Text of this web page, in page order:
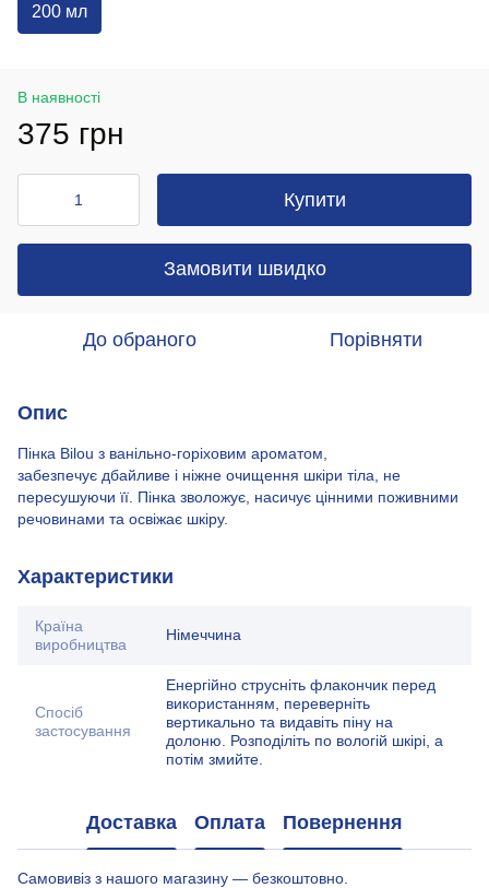
200 мл
В наявності
375 грн
Купити
Замовити швидко
До обраного Порівняти
Опис
Пінка Bilou з ванільно-горіховим ароматом,
забезпечує дбайливе і ніжне очищення шкіри тіла, не
пересушуючи її. Пінка зволожує, насичує цінними поживними
речовинами та освіжає шкіру.
Характеристики
Країна
виробництва
Німеччина
Спосіб
застосування
Енергійно струсніть флакончик перед
використанням, переверніть
вертикально та видавіть піну на
долоню. Розподіліть по вологій шкірі, а
потім змийте.
Доставка Оплата Повернення
Самовивіз з нашого магазину — безкоштовно.